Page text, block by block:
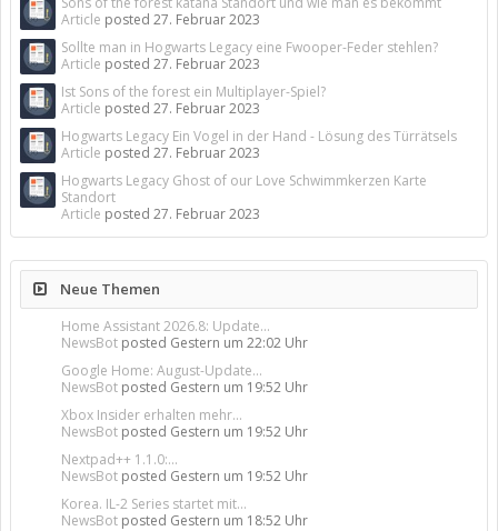
Article posted 27. Februar 2023
Sollte man in Hogwarts Legacy eine Fwooper-Feder stehlen?
Article posted 27. Februar 2023
Ist Sons of the forest ein Multiplayer-Spiel?
Article posted 27. Februar 2023
Hogwarts Legacy Ein Vogel in der Hand - Lösung des Türrätsels
Article posted 27. Februar 2023
Hogwarts Legacy Ghost of our Love Schwimmkerzen Karte
Standort
Article posted 27. Februar 2023
Neue Themen
Home Assistant 2026.8: Update...
NewsBot posted Gestern um 22:02 Uhr
Google Home: August-Update...
NewsBot posted Gestern um 19:52 Uhr
Xbox Insider erhalten mehr...
NewsBot posted Gestern um 19:52 Uhr
Nextpad++ 1.1.0:...
NewsBot posted Gestern um 19:52 Uhr
Korea. IL-2 Series startet mit...
NewsBot posted Gestern um 18:52 Uhr